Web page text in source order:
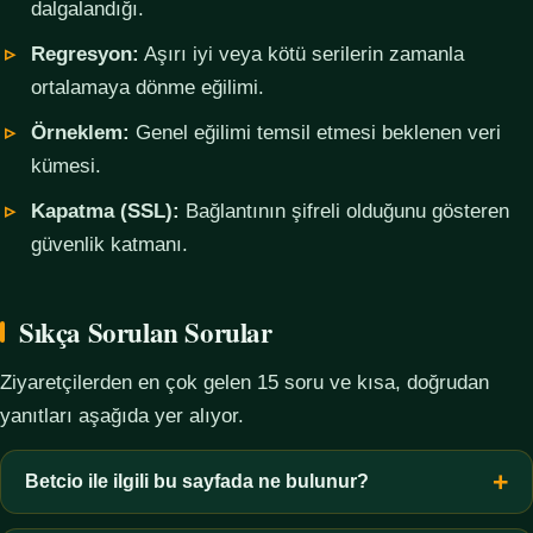
dalgalandığı.
Regresyon: Aşırı iyi veya kötü serilerin zamanla
ortalamaya dönme eğilimi.
Örneklem: Genel eğilimi temsil etmesi beklenen veri
kümesi.
Kapatma (SSL): Bağlantının şifreli olduğunu gösteren
güvenlik katmanı.
Sıkça Sorulan Sorular
Ziyaretçilerden en çok gelen 15 soru ve kısa, doğrudan
yanıtları aşağıda yer alıyor.
Betcio ile ilgili bu sayfada ne bulunur?
Bu sayfada yalnızca kavramsal bilgi, terim açıklamaları, veri